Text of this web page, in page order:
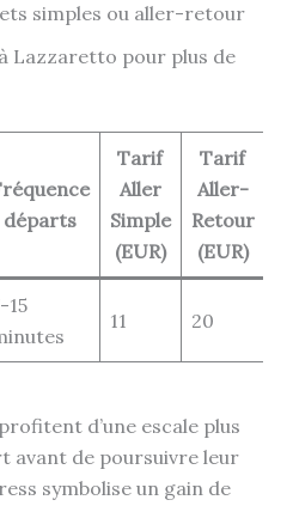
simples ou aller-retour
Lazzaretto pour plus de
départs
Tarif
Aller
Simple
(EUR)
Tarif
Aller-
Retour
(EUR)
15
11 20
d’une escale plus
avant de poursuivre leur
symbolise un gain de